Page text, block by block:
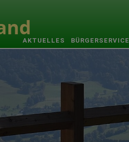
AKTUELLES BÜRGERSERVICE